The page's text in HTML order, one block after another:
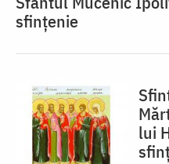
sfințenie
lui